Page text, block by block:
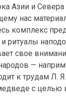
Азии и
нас
комплекс
и ритуалы
свое
—
к трудам Л.
с